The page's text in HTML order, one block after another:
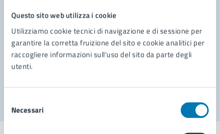
Questo sito web utilizza i cookie
Utilizziamo cookie tecnici di navigazione e di sessione per
garantire la corretta fruizione del sito e cookie analitici per
raccogliere informazioni sull'uso del sito da parte degli
utenti.
delNecessari
Richiedi assistenza
Prenota appuntamento
Problemi in città